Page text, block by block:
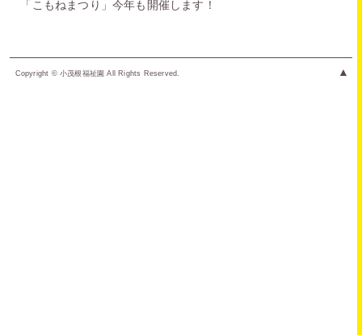
「こもねまつり」今年も開催します！
Copyright © 小茂根福祉園 All Rights Reserved. ▲